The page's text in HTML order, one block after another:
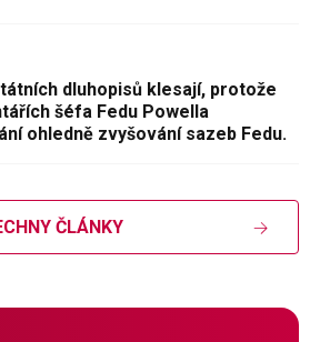
dluhopisů klesají, protože
šéfa Fedu Powella
ohledně zvyšování sazeb Fedu.
ČLÁNKY